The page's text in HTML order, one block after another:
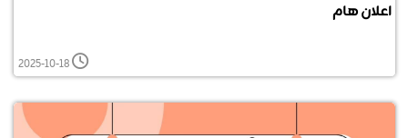
اعلان هام
2025-10-18